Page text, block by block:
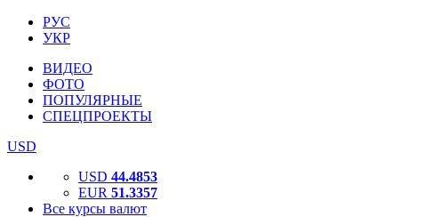
РУС
УКР
ВИДЕО
ФОТО
ПОПУЛЯРНЫЕ
СПЕЦПРОЕКТЫ
USD
USD 44.4853
EUR 51.3357
Все курсы валют